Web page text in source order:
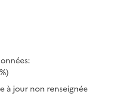
à jour non renseignée